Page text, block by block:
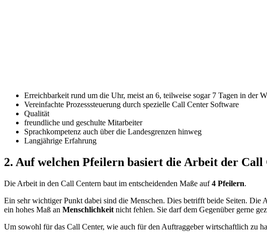
Erreichbarkeit rund um die Uhr, meist an 6, teilweise sogar 7 Tagen in der
Vereinfachte Prozesssteuerung durch spezielle Call Center Software
Qualität
freundliche und geschulte Mitarbeiter
Sprachkompetenz auch über die Landesgrenzen hinweg
Langjährige Erfahrung
2. Auf welchen Pfeilern basiert die Arbeit der Call
Die Arbeit in den Call Centern baut im entscheidenden Maße auf4 Pfeilern.
Ein sehr wichtiger Punkt dabei sind die Menschen. Dies betrifft beide Seiten. Die
ein hohes Maß an Menschlichkeit nicht fehlen. Sie darf dem Gegenüber gerne
Um sowohl für das Call Center, wie auch für den Auftraggeber wirtschaftlich zu